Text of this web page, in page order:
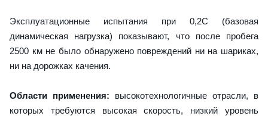
Эксплуатационные испытания при 0,2C (базовая
динамическая нагрузка) показывают, что после пробега
2500 км не было обнаружено повреждений ни на шариках,
ни на дорожках качения.
Области применения: высокотехнологичные отрасли, в
которых требуются высокая скорость, низкий уровень